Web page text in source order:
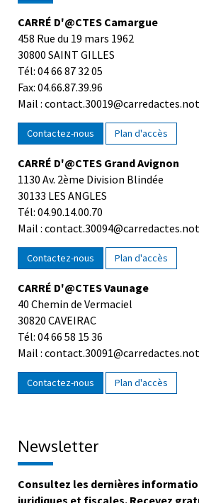
CARRÉ D'@CTES Camargue
458 Rue du 19 mars 1962
30800 SAINT GILLES
Tél: 04 66 87 32 05
Fax: 04.66.87.39.96
Mail :
Contactez-nous Plan d'accès
CARRÉ D'@CTES Grand Avignon
1130 Av. 2ème Division Blindée
30133 LES ANGLES
Tél: 04.90.14.00.70
Mail :
Contactez-nous Plan d'accès
CARRÉ D'@CTES Vaunage
40 Chemin de Vermaciel
30820 CAVEIRAC
Tél: 04 66 58 15 36
Mail :
Contactez-nous Plan d'accès
Newsletter
Consultez les dernières